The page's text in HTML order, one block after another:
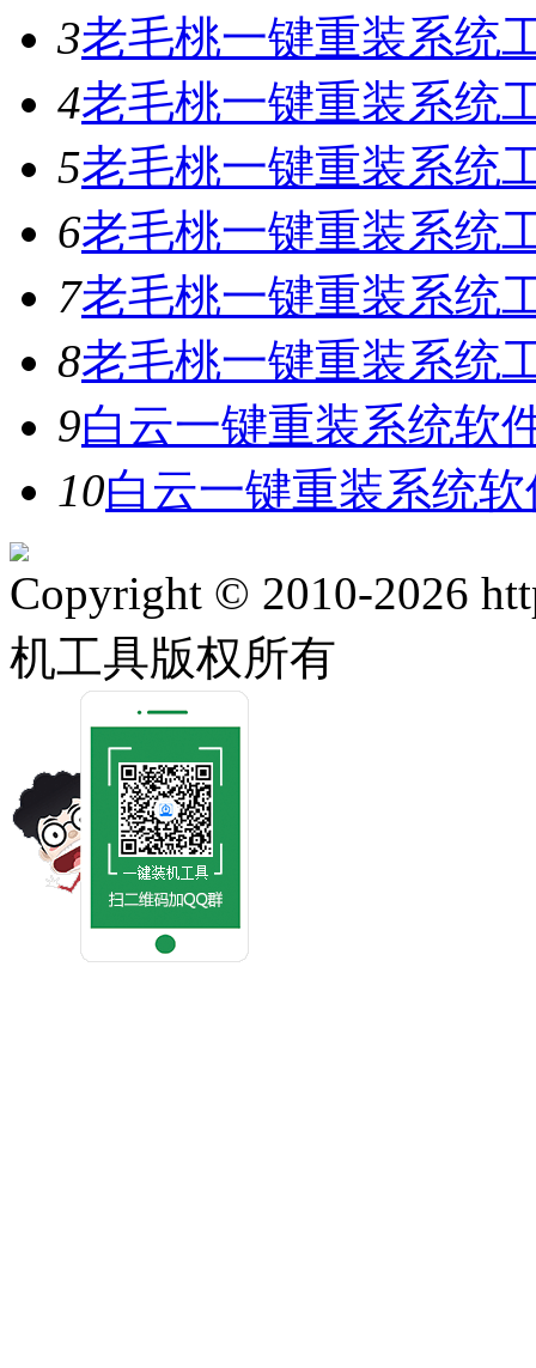
3老毛桃一键重装系统
4老毛桃一键重装系统
5老毛桃一键重装系统
6老毛桃一键重装系统
7老毛桃一键重装系统
8老毛桃一键重装系统
9白云一键重装系统软
10白云一键重装系统
Copyright © 2010-2026
机工具版权所有